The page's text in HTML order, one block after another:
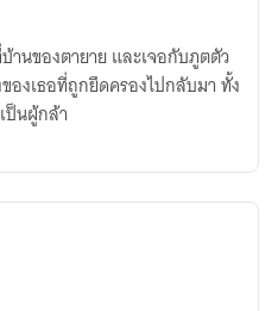
านของตายาย และเจอกับภูตตัว
องเธอที่ถูกยึดครองไปกลับมา ทั้ง
ป็นผู้กล้า